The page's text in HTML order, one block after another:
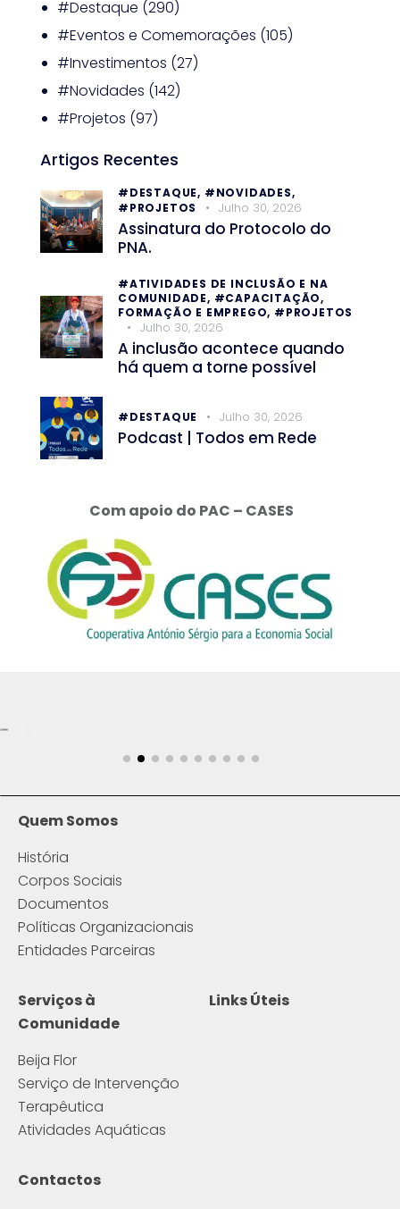
#Destaque (290)
#Eventos e Comemorações (105)
#Investimentos (27)
#Novidades (142)
#Projetos (97)
Artigos Recentes
#DESTAQUE, #NOVIDADES,
#PROJETOS
Julho 30, 2026
Assinatura do Protocolo do
PNA.
#ATIVIDADES DE INCLUSÃO E NA
COMUNIDADE, #CAPACITAÇÃO,
FORMAÇÃO E EMPREGO, #PROJETOS
Julho 30, 2026
A inclusão acontece quando
há quem a torne possível
#DESTAQUE Julho 30, 2026
Podcast | Todos em Rede
Com apoio do PAC – CASES
Quem Somos
História
Corpos Sociais
Documentos
Políticas Organizacionais
Entidades Parceiras
Serviços à
Comunidade
Beija Flor
Serviço de Intervenção
Terapêutica
Atividades Aquáticas
Links Úteis
Contactos